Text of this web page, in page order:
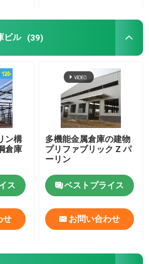
ビル (39)
ン構
倉庫
ス
せ
多機能金属倉庫の建物
プリファブリック Z パ
ーリン
ベストプライス
お問い合わせ